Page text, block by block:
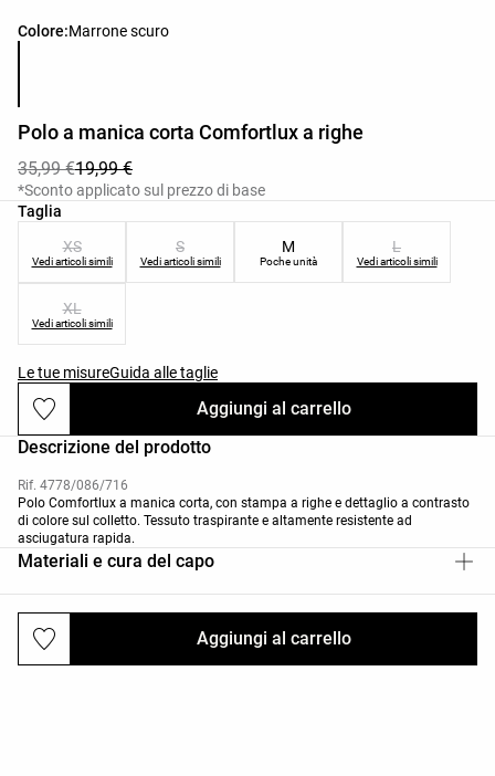
Colore:Marrone scuro
Elenco dei colori del prodotto
Polo a manica corta Comfortlux a righe
35,99 €19,99 €
*Sconto applicato sul prezzo di base
Taglia
Elenco delle taglie del prodotto
XS
Vedi articoli simili
S
Vedi articoli simili
M
Poche unità
L
Vedi articoli simili
XL
Vedi articoli simili
Le tue misureGuida alle taglie
Aggiungi al carrello
Aggiungi al carrello
Descrizione del prodotto
Rif. 4778/086/716
Polo Comfortlux a manica corta, con stampa a righe e dettaglio a contrasto
di colore sul colletto. Tessuto traspirante e altamente resistente ad
asciugatura rapida.
Materiali e cura del capo
Spedizioni e resi